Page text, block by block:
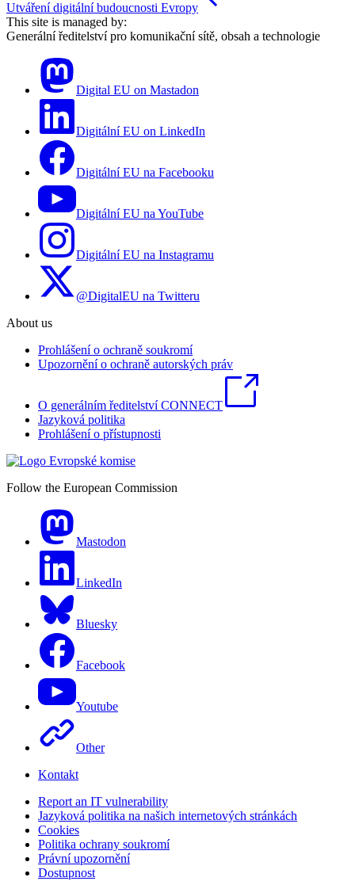
Utváření digitální budoucnosti Evropy
This site is managed by:
Generální ředitelství pro komunikační sítě, obsah a technologie
Digital EU on Mastadon
Digitální EU on LinkedIn
Digitální EU na Facebooku
Digitální EU na YouTube
Digitální EU na Instagramu
@DigitalEU na Twitteru
About us
Prohlášení o ochraně soukromí
Upozornění o ochraně autorských práv
O generálním ředitelství CONNECT
Jazyková politika
Prohlášení o přístupnosti
Follow the European Commission
Mastodon
LinkedIn
Bluesky
Facebook
Youtube
Other
Kontakt
Report an IT vulnerability
Jazyková politika na našich internetových stránkách
Cookies
Politika ochrany soukromí
Právní upozornění
Dostupnost